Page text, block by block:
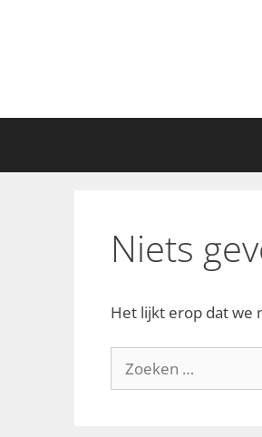
Niets
Het lijkt erop dat we
naar: